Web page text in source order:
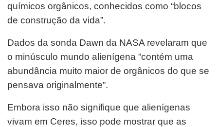
químicos orgânicos, conhecidos como “blocos
de construção da vida”.
Dados da sonda Dawn da NASA revelaram que
o minúsculo mundo alienígena “contém uma
abundância muito maior de orgânicos do que se
pensava originalmente”.
Embora isso não signifique que alienígenas
vivam em Ceres, isso pode mostrar que as